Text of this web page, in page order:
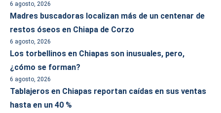
6 agosto, 2026
Madres buscadoras localizan más de un centenar de
restos óseos en Chiapa de Corzo
6 agosto, 2026
Los torbellinos en Chiapas son inusuales, pero,
¿cómo se forman?
6 agosto, 2026
Tablajeros en Chiapas reportan caídas en sus ventas
hasta en un 40 %